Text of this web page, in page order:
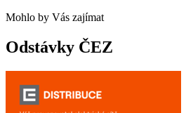
Mohlo by Vás zajímat
Odstávky ČEZ